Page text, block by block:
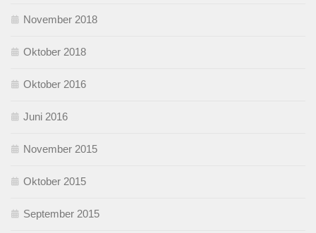
November 2018
Oktober 2018
Oktober 2016
Juni 2016
November 2015
Oktober 2015
September 2015